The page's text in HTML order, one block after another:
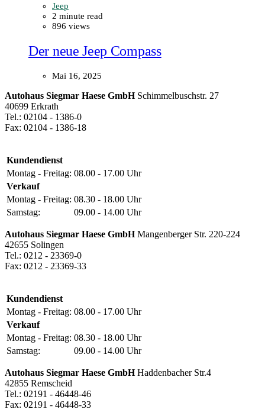
Jeep
2 minute read
896 views
Der neue Jeep Compass
Mai 16, 2025
Autohaus Siegmar Haese GmbHSchimmelbuschstr. 27
40699 Erkrath
Tel.: 02104 - 1386-0
Fax: 02104 - 1386-18
Kundendienst
Montag - Freitag: 08.00 - 17.00 Uhr
Verkauf
Montag - Freitag: 08.30 - 18.00 Uhr
Samstag:
09.00 - 14.00 Uhr
Autohaus Siegmar Haese GmbHMangenberger Str. 220-224
42655 Solingen
Tel.: 0212 - 23369-0
Fax: 0212 - 23369-33
Kundendienst
Montag - Freitag: 08.00 - 17.00 Uhr
Verkauf
Montag - Freitag: 08.30 - 18.00 Uhr
Samstag:
09.00 - 14.00 Uhr
Autohaus Siegmar Haese GmbHHaddenbacher Str.4
42855 Remscheid
Tel.: 02191 - 46448-46
Fax: 02191 - 46448-33